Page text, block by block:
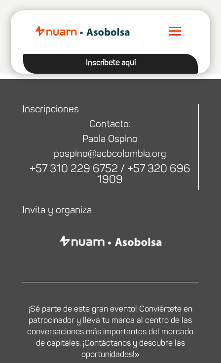
Inscríbete aquí
Inscripciones
Contacto:
Paola Ospino
pospino@acbcolombia.org
+57 310 229 6752 / +57 320 696
1909
Invita y organiza
¡Sé parte de este gran evento! Conviértete en
patrocinador y lleva tu marca al centro de las
conversaciones más importantes del mercado
de capitales. ¡Contáctanos y descubre las
oportunidades!»